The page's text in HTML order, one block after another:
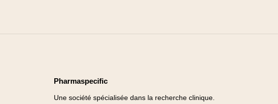
Pharmaspecific
Une société spécialisée dans la recherche clinique.